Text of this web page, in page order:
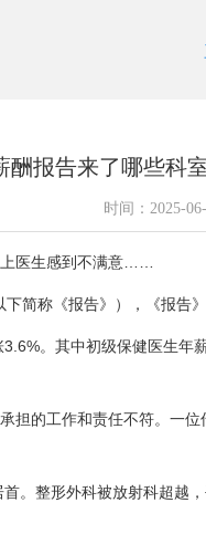
酬报告来了哪些科
时间： 2025-
医生感到不满意……
称《报告》），《报告
。其中初级保健医生年
的工作和责任不符。一
整形外科被放射科超越